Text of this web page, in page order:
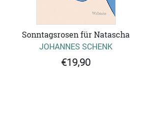
Sonntagsrosen für Natascha
JOHANNES SCHENK
€19,90